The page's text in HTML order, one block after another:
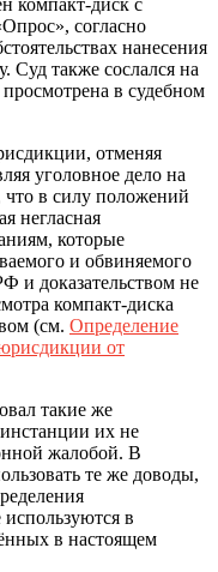
согласно
нанесения
Суд также сослался на
в судебном
отменяя
уголовное дело на
что в силу положений
негласная
которые
и обвиняемого
и доказательством не
компакт-диска
(см. Определение
от
такие же
инстанции их не
жалобой. В
те же доводы,
в
в настоящем